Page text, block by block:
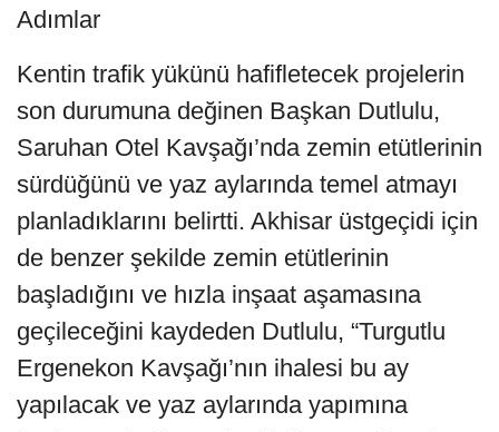
Adımlar
Kentin trafik yükünü hafifletecek projelerin
son durumuna değinen Başkan Dutlulu,
Saruhan Otel Kavşağı’nda zemin etütlerinin
sürdüğünü ve yaz aylarında temel atmayı
planladıklarını belirtti. Akhisar üstgeçidi için
de benzer şekilde zemin etütlerinin
başladığını ve hızla inşaat aşamasına
geçileceğini kaydeden Dutlulu, “Turgutlu
Ergenekon Kavşağı’nın ihalesi bu ay
yapılacak ve yaz aylarında yapımına